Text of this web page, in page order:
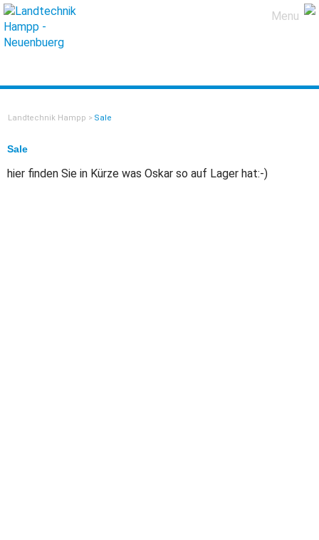
Menu
Landtechnik Hampp > Sale
Sale
hier finden Sie in Kürze was Oskar so auf Lager hat:-)